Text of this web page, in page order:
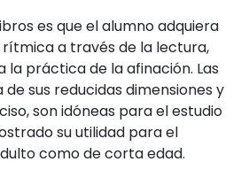
es que el alumno adquiera
a través de la lectura,
la práctica de la afinación. Las
sus reducidas dimensiones y
son idóneas para el estudio
su utilidad para el
como de corta edad.